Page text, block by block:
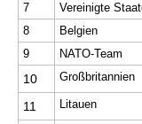
7
Vereinigte
8
Belgien
9
NATO-Team
10 Großbritannien
11 Litauen